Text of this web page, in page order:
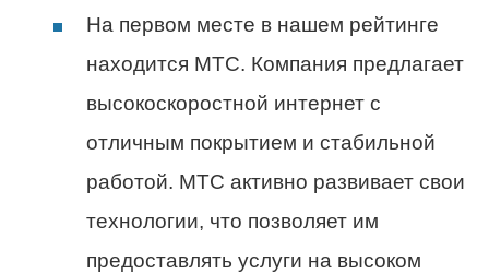
На первом месте в нашем рейтинге
находится МТС. Компания предлагает
высокоскоростной интернет с
отличным покрытием и стабильной
работой. МТС активно развивает свои
технологии, что позволяет им
предоставлять услуги на высоком